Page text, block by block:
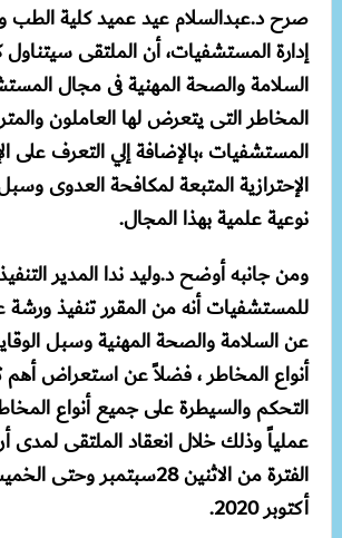
صرح د.عبدالسلام عيد عميد كلية
إدارة المستشفيات، أن الملتقى
السلامة والصحة المهنية فى مجال
المخاطر التى يتعرض لها العاملون
المستشفيات ،بالإضافة إلي التعرف على
الإحترازية المتبعة لمكافحة العدوى
نوعية علمية بهذا المجال.
ومن جانبه أوضح د.وليد ندا المدير
للمستشفيات أنه من المقرر تنفيذ
عن السلامة والصحة المهنية وسبل
أنواع المخاطر ، فضلاً عن استعراض أهم
التحكم والسيطرة على جميع أنواع
عملياً وذلك خلال انعقاد الملتقى لمدى
الفترة من الاثنين 28سبتمبر
أكتوبر 2020.